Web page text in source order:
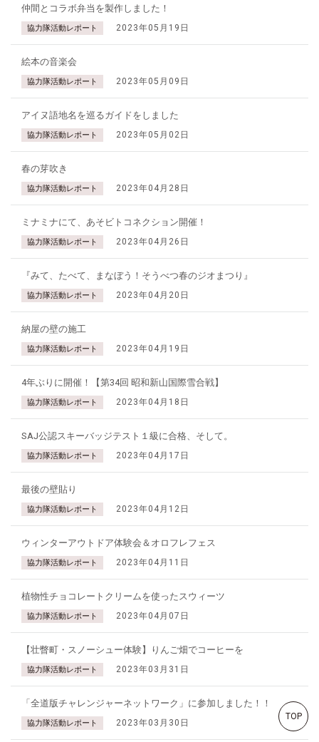
仲間とコラボ弁当を製作しました！
協力隊活動レポート 2023年05月19日
絵本の音楽会
協力隊活動レポート 2023年05月09日
アイヌ語地名を巡るガイドをしました
協力隊活動レポート 2023年05月02日
春の芽吹き
協力隊活動レポート 2023年04月28日
ミナミナにて、あそビトコネクション開催！
協力隊活動レポート 2023年04月26日
『みて、たべて、まなぼう！そうべつ春のジオまつり』
協力隊活動レポート 2023年04月20日
納屋の壁の施工
協力隊活動レポート 2023年04月19日
4年ぶりに開催！【第34回 昭和新山国際雪合戦】
協力隊活動レポート 2023年04月18日
SAJ公認スキーバッジテスト１級に合格、そして。
協力隊活動レポート 2023年04月17日
最後の壁貼り
協力隊活動レポート 2023年04月12日
ウィンターアウトドア体験会＆オロフレフェス
協力隊活動レポート 2023年04月11日
植物性チョコレートクリームを使ったスウィーツ
協力隊活動レポート 2023年04月07日
【壮瞥町・スノーシュー体験】りんご畑でコーヒーを
協力隊活動レポート 2023年03月31日
「全道版チャレンジャーネットワーク」に参加しました！！
協力隊活動レポート 2023年03月30日
TOP